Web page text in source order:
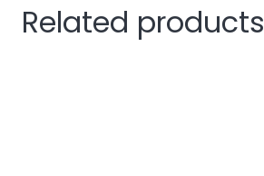
Related products